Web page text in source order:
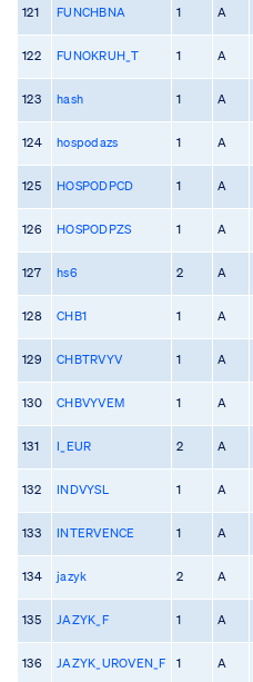
121 FUNCHBNA 1 A
122 FUNOKRUH_T 1 A
123 hash 1 A
124 hospodazs 1 A
125 HOSPODPCD 1 A
126 HOSPODPZS 1 A
127 hs6 2 A
128 CHB1 1 A
129 CHBTRVYV 1 A
130 CHBVYVEM 1 A
131 I_EUR 2 A
132 INDVYSL 1 A
133 INTERVENCE 1 A
134 jazyk 2 A
135 JAZYK_F 1 A
136 JAZYK_UROVEN_F 1 A